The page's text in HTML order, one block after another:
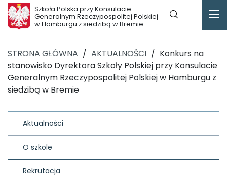
Szkoła Polska przy Konsulacie
Generalnym Rzeczypospolitej Polskiej
w Hamburgu z siedzibą w Bremie
STRONA GŁÓWNA / AKTUALNOŚCI / Konkurs na
stanowisko Dyrektora Szkoły Polskiej przy Konsulacie
Generalnym Rzeczypospolitej Polskiej w Hamburgu z
siedzibą w Bremie
Aktualności
O szkole
Rekrutacja